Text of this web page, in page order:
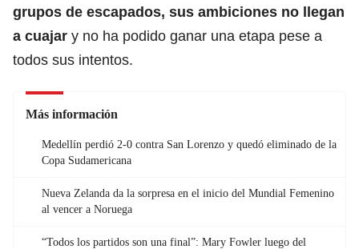
grupos de escapados, sus ambiciones no llegan
a cuajar y no ha podido ganar una etapa pese a
todos sus intentos.
Más información
Medellín perdió 2-0 contra San Lorenzo y quedó eliminado de la
Copa Sudamericana
Nueva Zelanda da la sorpresa en el inicio del Mundial Femenino
al vencer a Noruega
“Todos los partidos son una final”: Mary Fowler luego del